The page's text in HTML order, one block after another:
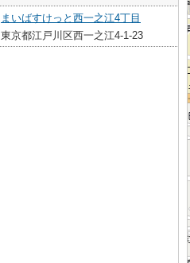
まいばすけっと西一之江4丁目
東京都江戸川区西一之江4-1-23